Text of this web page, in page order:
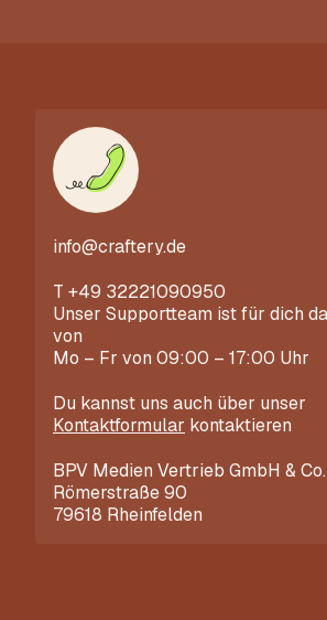
info@craftery.de
T +49 32221090950
Unser Supportteam ist für dich da
von
Mo – Fr von 09:00 – 17:00 Uhr
Du kannst uns auch über unser
Kontaktformular kontaktieren
BPV Medien Vertrieb GmbH & Co.
Römerstraße 90
79618 Rheinfelden